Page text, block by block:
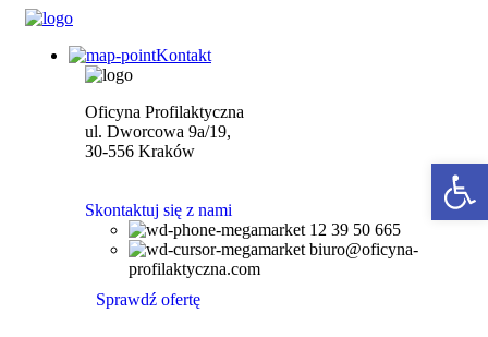
Kontakt
Oficyna Profilaktyczna
ul. Dworcowa 9a/19,
30-556 Kraków
Skontaktuj się z nami
12 39 50 665
biuro@oficyna-
profilaktyczna.com
Sprawdź ofertę